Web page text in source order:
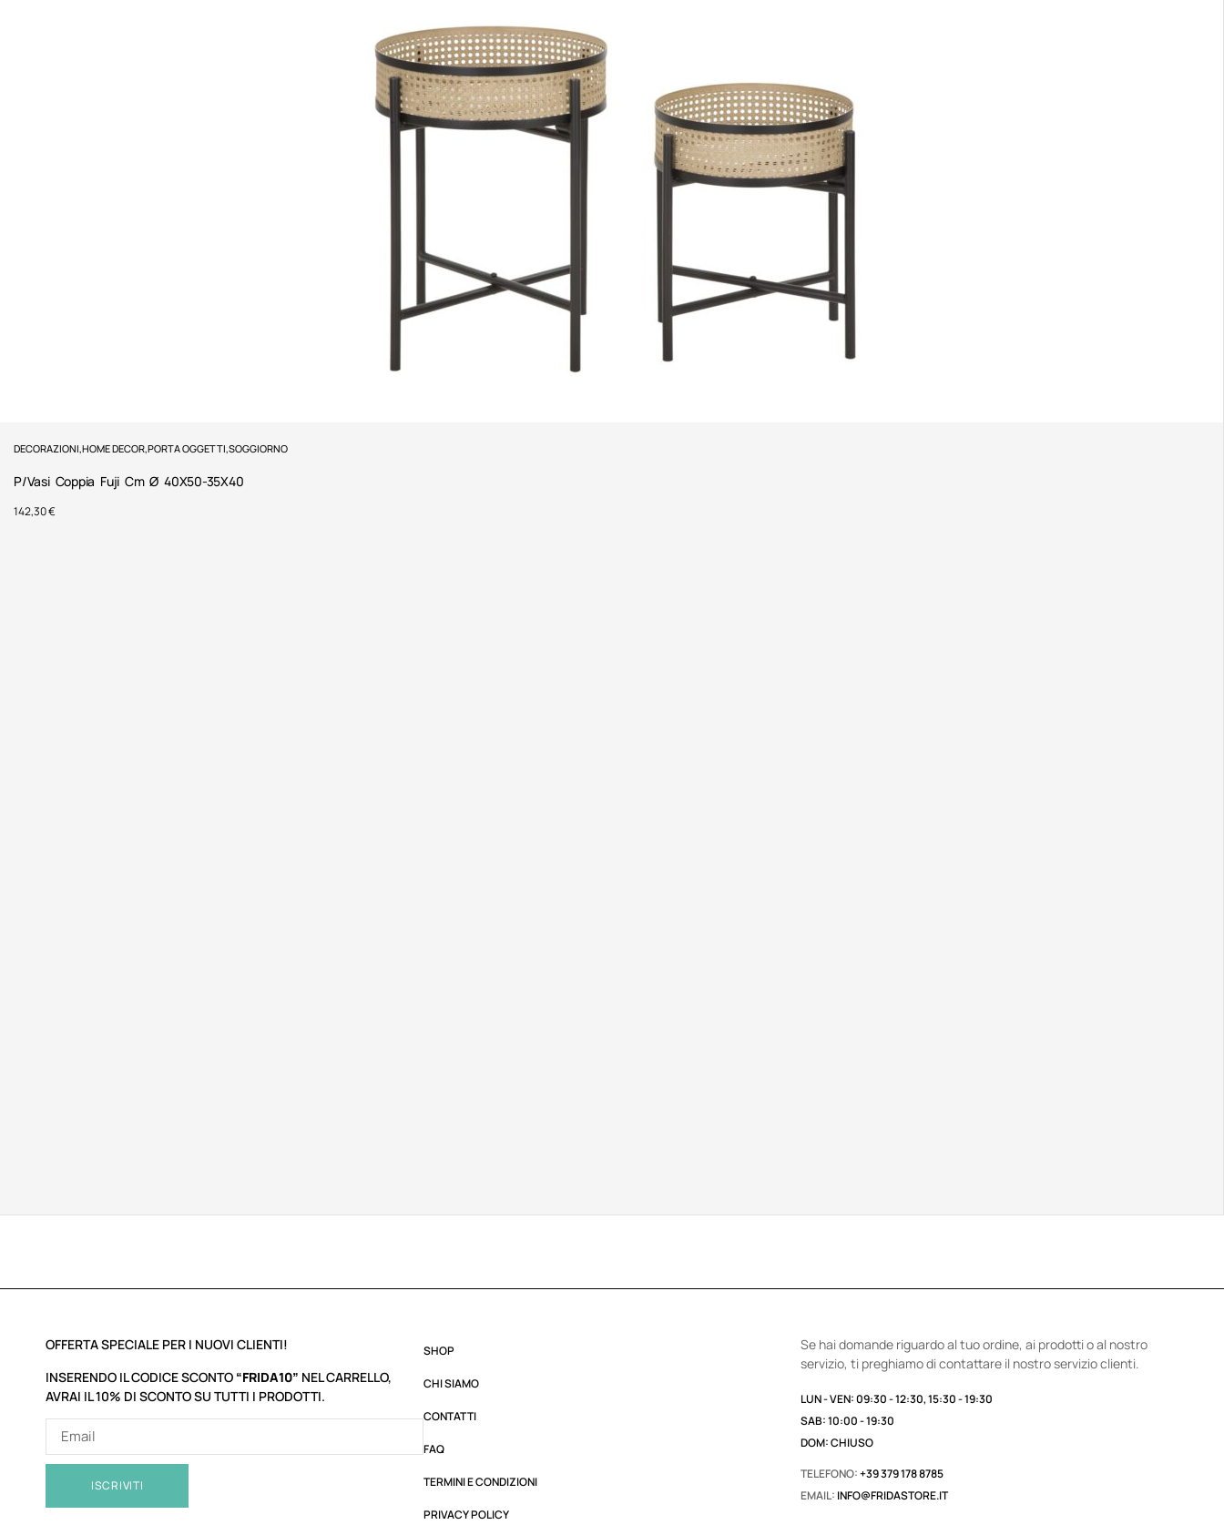
DECORAZIONI,HOME DECOR,PORTA OGGETTI,SOGGIORNO
P/Vasi Coppia Fuji Cm Ø 40X50-35X40
142,30€
OFFERTA SPECIALE PER I NUOVI CLIENTI!
INSERENDO IL CODICE SCONTO “FRIDA10” NEL CARRELLO,
AVRAI IL 10% DI SCONTO SU TUTTI I PRODOTTI.
ISCRIVITI
SHOP
CHI SIAMO
CONTATTI
FAQ
TERMINI E CONDIZIONI
PRIVACY POLICY
Se hai domande riguardo al tuo ordine, ai prodotti o al nostro
servizio, ti preghiamo di contattare il nostro servizio clienti.
LUN - VEN: 09:30 - 12:30, 15:30 - 19:30
SAB: 10:00 - 19:30
DOM: CHIUSO
TELEFONO:+39 379 178 8785
EMAIL: INFO@FRIDASTORE.IT